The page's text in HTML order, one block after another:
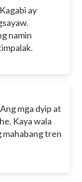
ay
namin
mga dyip at
Kaya wala
mahabang tren